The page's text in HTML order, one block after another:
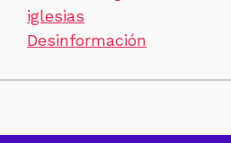
iglesias
Desinformación